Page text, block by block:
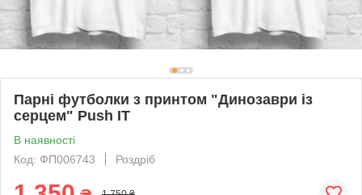
Парні футболки з принтом "Динозаври із
серцем" Push IT
В наявності
Код: ФП006743
Роздріб